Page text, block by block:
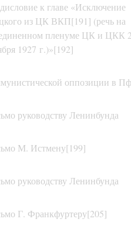
к главе «Исключение
из ЦК ВКП[191] (речь на
пленуме ЦК и ЦКК
1927 г.)»[192]
оппозиции в
руководству Ленинбунда
М. Истмену[199]
руководству Ленинбунда
Г. Франкфуртеру[205]